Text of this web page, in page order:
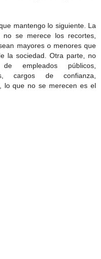
mantengo lo siguiente. La
se merece los recortes,
mayores o menores que
la sociedad. Otra parte, no
empleados públicos,
cargos de confianza,
lo que no se merecen es el